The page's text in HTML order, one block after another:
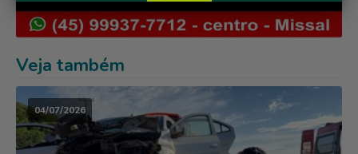
Veja também
04/07/2026